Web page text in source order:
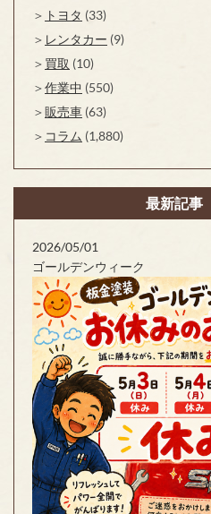
トヨタ (33)
レンタカー (9)
買取 (10)
作業中 (550)
販売車 (63)
コラム (1,880)
最新記事
2026/05/01
ゴールデンウィーク